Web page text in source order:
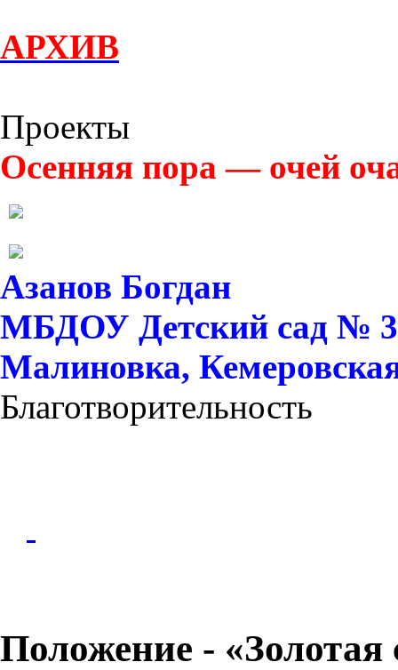
АРХИВ
Проекты
Осенняя пора — очей
Азанов Богдан
МБДОУ Детский сад №
Малиновка,
Благотворительность
Положение - «Золотая